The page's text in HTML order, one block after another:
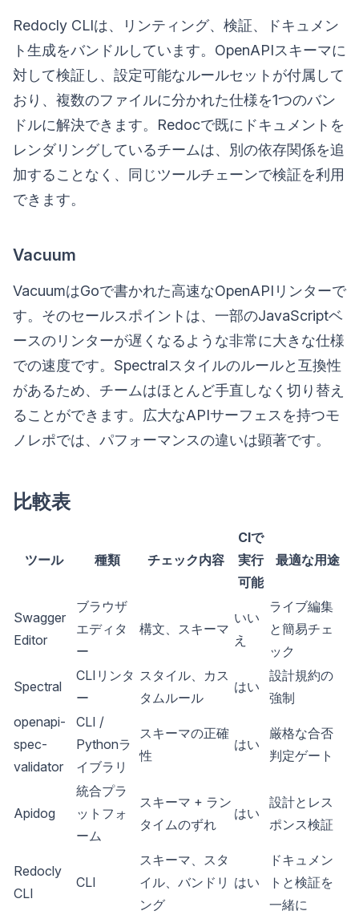
Redocly CLIは、リンティング、検証、ドキュメン
ト生成をバンドルしています。OpenAPIスキーマに
対して検証し、設定可能なルールセットが付属して
おり、複数のファイルに分かれた仕様を1つのバン
ドルに解決できます。Redocで既にドキュメントを
レンダリングしているチームは、別の依存関係を追
加することなく、同じツールチェーンで検証を利用
できます。
Vacuum
VacuumはGoで書かれた高速なOpenAPIリンターで
す。そのセールスポイントは、一部のJavaScriptベ
ースのリンターが遅くなるような非常に大きな仕様
での速度です。Spectralスタイルのルールと互換性
があるため、チームはほとんど手直しなく切り替え
ることができます。広大なAPIサーフェスを持つモ
ノレポでは、パフォーマンスの違いは顕著です。
比較表
ツール 種類 チェック内容
CIで
実行
可能
最適な用途
Swagger
Editor
ブラウザ
エディタ
ー
構文、スキーマ
いい
え
ライブ編集
と簡易チェ
ック
Spectral
CLIリンタ
ー
スタイル、カス
タムルール
はい
設計規約の
強制
openapi-
spec-
validator
CLI /
Pythonラ
イブラリ
スキーマの正確
性
はい
厳格な合否
判定ゲート
Apidog
統合プラ
ットフォ
ーム
スキーマ + ラン
タイムのずれ
はい
設計とレス
ポンス検証
Redocly
CLI
CLI
スキーマ、スタ
イル、バンドリ
ング
はい
ドキュメン
トと検証を
一緒に